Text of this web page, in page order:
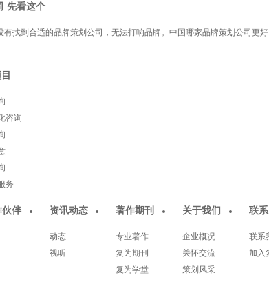
先看这个
找到合适的品牌策划公司，无法打响品牌。中国哪家品牌策划公司更
咨询
务
伙伴 资讯动态
动态
视听
著作期刊
专业著作
复为期刊
复为学堂
关于我们
企业概况
关怀交流
策划风采
联系
联系
加入